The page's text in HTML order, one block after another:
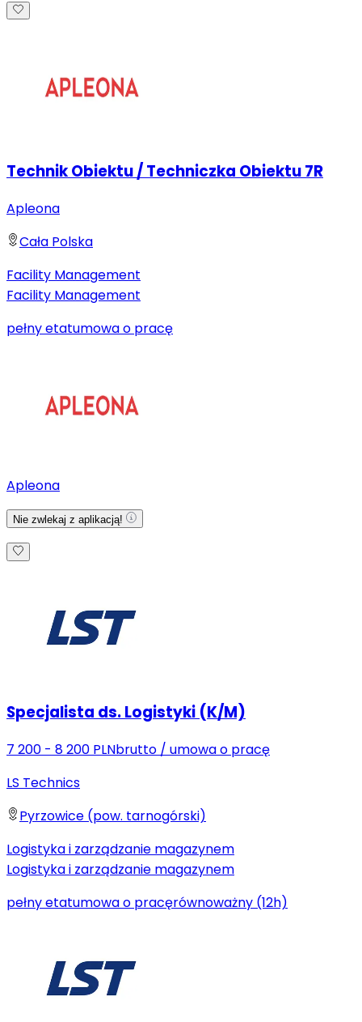
Technik Obiektu / Techniczka Obiektu 7R
Apleona
Cała Polska
Facility Management
Facility Management
pełny etatumowa o pracę
Apleona
Nie zwlekaj z aplikacją!
Specjalista ds. Logistyki (K/M)
7 200 - 8 200 PLNbrutto / umowa o pracę
LS Technics
Pyrzowice (pow. tarnogórski)
Logistyka i zarządzanie magazynem
Logistyka i zarządzanie magazynem
pełny etatumowa o pracęrównoważny (12h)